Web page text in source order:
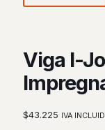
Viga I-
$43.225 IVA